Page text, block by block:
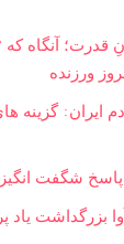
قدرت؛ آنگاه
ورزنده
ایران: گزینه
شگفت
بزرگداشت یاد